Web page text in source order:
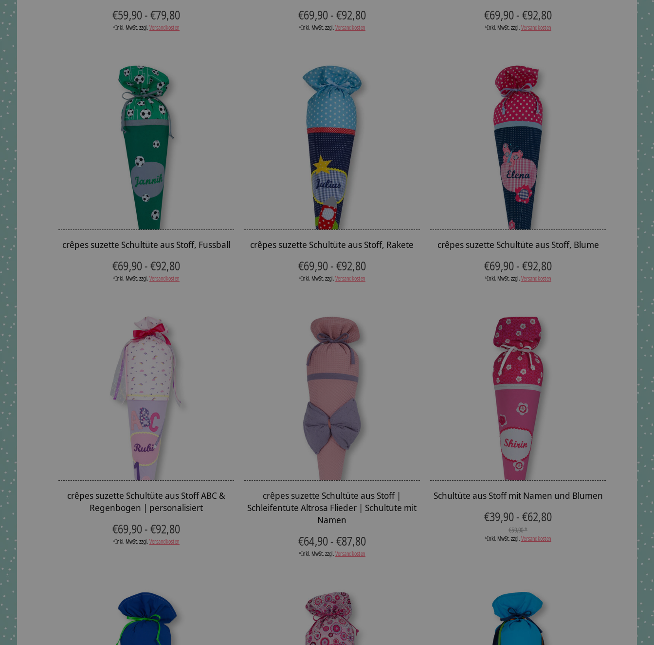
€59,90 - €79,80
*Inkl. MwSt. zzgl.Versandkosten
€69,90 - €92,80
*Inkl. MwSt. zzgl.Versandkosten
€69,90 - €92,80
*Inkl. MwSt. zzgl.Versandkosten
crêpes suzette Schultüte aus Stoff, Fussball
€69,90 - €92,80
*Inkl. MwSt. zzgl.Versandkosten
crêpes suzette Schultüte aus Stoff, Rakete
€69,90 - €92,80
*Inkl. MwSt. zzgl.Versandkosten
crêpes suzette Schultüte aus Stoff, Blume
€69,90 - €92,80
*Inkl. MwSt. zzgl.Versandkosten
crêpes suzette Schultüte aus Stoff ABC &
Regenbogen | personalisiert
€69,90 - €92,80
*Inkl. MwSt. zzgl.Versandkosten
crêpes suzette Schultüte aus Stoff |
Schleifentüte Altrosa Flieder | Schultüte mit
Namen
€64,90 - €87,80
*Inkl. MwSt. zzgl.Versandkosten
Schultüte aus Stoff mit Namen und Blumen
€39,90 - €62,80
€59,90 *
*Inkl. MwSt. zzgl.Versandkosten